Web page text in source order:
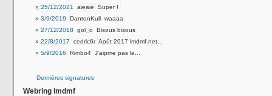
25/12/2021
aieaie Super !
3/9/2019 DantonKull waaaa
27/12/2018 gol_o Bisous bisous
22/8/2017 cedric6r Août 2017 lmdmf.net...
5/9/2016 Rimbo4 J'aipme pas le...
Dernières signatures
Webring lmdmf